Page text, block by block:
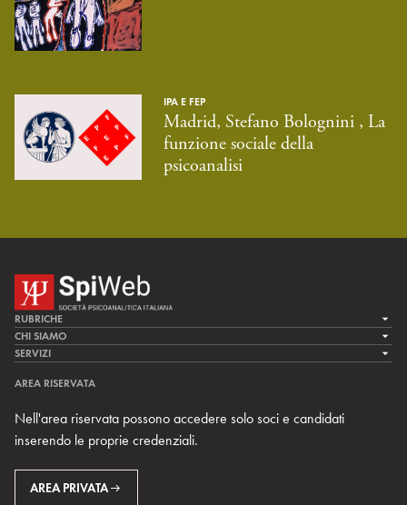
IPA E FEP
Madrid, Stefano Bolognini , La
funzione sociale della
psicoanalisi
RUBRICHE
LA CURA
LA RICERCA
MULTIMEDIA
CHI SIAMO
LA SPI
TEAM DI SPIWEB
CONTATTI
RIVISTE
SERVIZI
ARCHIVIO STORICO
AREA RISERVATA
Nell'area riservata possono accedere solo soci e candidati
inserendo le proprie credenziali.
AREA PRIVATA